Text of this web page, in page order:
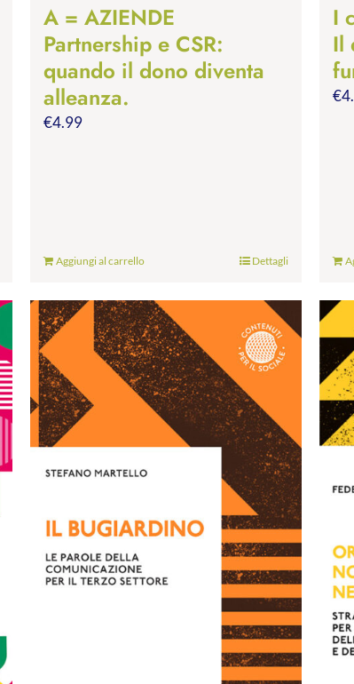
A = AZIENDE
Partnership e CSR:
quando il dono diventa
alleanza.
€4.99
Aggiungi al carrello Dettagli
I
Il
€